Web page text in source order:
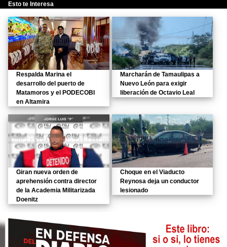
Esto te Interesa
Respalda Marina el
desarrollo del puerto de
Matamoros y el PODECOBI
en Altamira
Marcharán de Tamaulipas a
Nuevo León para exigir
liberación de Octavio Leal
Giran nueva orden de
aprehensión contra director
de la Academia Militarizada
Doenitz
Choque en el Viaducto
Reynosa deja un conductor
lesionado